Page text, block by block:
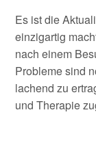
Es ist die
einzigartig
nach einem
Probleme sind
lachend zu
und Therapie